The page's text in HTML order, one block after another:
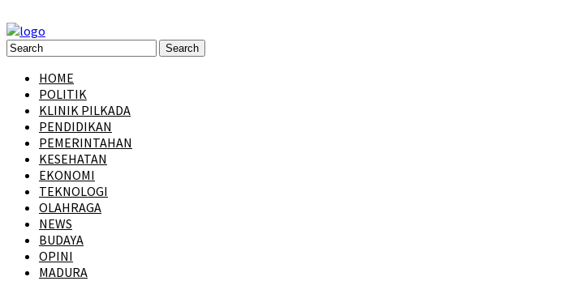
HOME
POLITIK
KLINIK PILKADA
PENDIDIKAN
PEMERINTAHAN
KESEHATAN
EKONOMI
TEKNOLOGI
OLAHRAGA
NEWS
BUDAYA
OPINI
MADURA